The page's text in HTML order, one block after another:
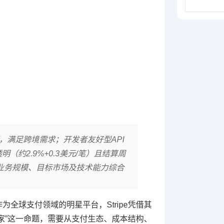
满足跨境需求；开发者友好型API
（约2.9%+0.3美元/笔）且结算周
务规模、目标市场及技术能力综合
全球支付领域的明星平台，Stripe凭借其
这一命题，需要从支付生态、成本结构、